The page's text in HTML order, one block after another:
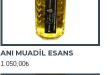
ANI MUADİL ESANS
1.050,00₺